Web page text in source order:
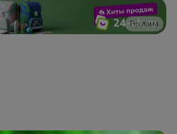
Реклама